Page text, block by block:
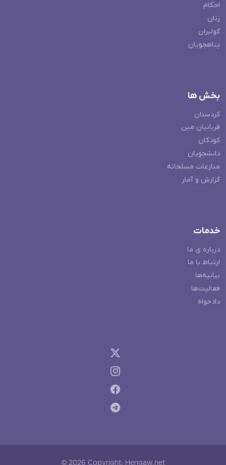
احکام
زنان
کولبران
پناهجویان
بخش ها
کردستان
قربانیان مین
کودکان
دانشجویان
منازعات مسلحانه
گزارش و آمار
خدمات
درباره ی ما
ارتباط با ما
بیانیه‌ها
فعالیت‌ها
دادخواه